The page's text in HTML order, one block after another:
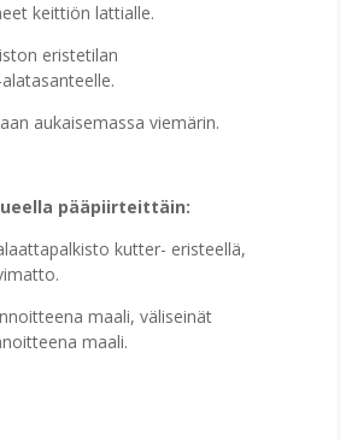
keittiön lattialle.
eristetilan
aukaisemassa viemärin.
pääpiirteittäin:
kutter- eristeellä,
maali, väliseinät
maali.